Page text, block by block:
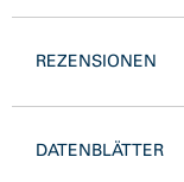
REZENSIONEN
DATENBLÄTTER